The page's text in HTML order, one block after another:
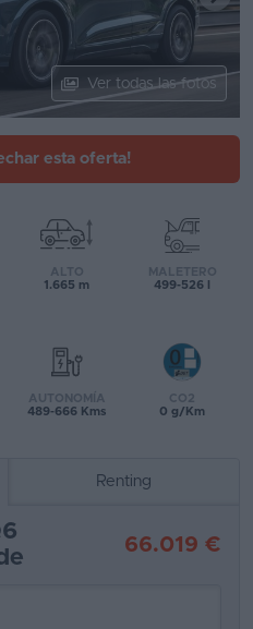
Ver todas las fotos
esta oferta!
ALTO
1.665 m
MALETERO
499-526 l
AUTONOMÍA
489-666 Kms
CO2
0 g/Km
Renting
66.019 €